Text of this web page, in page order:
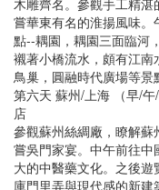
木雕齊名。參觀手工精
嘗華東有名的淮揚風味
點--耦園，耦園三面臨河
襯著小橋流水，頗有江
鳥巢，圓融時代廣場等景
第六天 蘇州/上海 （早/
店
參觀蘇州絲綢廠，瞭解
嘗吳門家宴。中午前往
大的中醫藥文化。之後
庫門里弄與現代感的新